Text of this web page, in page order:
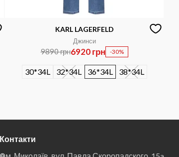
KARL LAGERFELD
Джинси
9890 грн6920 грн -30%
30*34L 32*34L 36*34L 38*34L
Контакти